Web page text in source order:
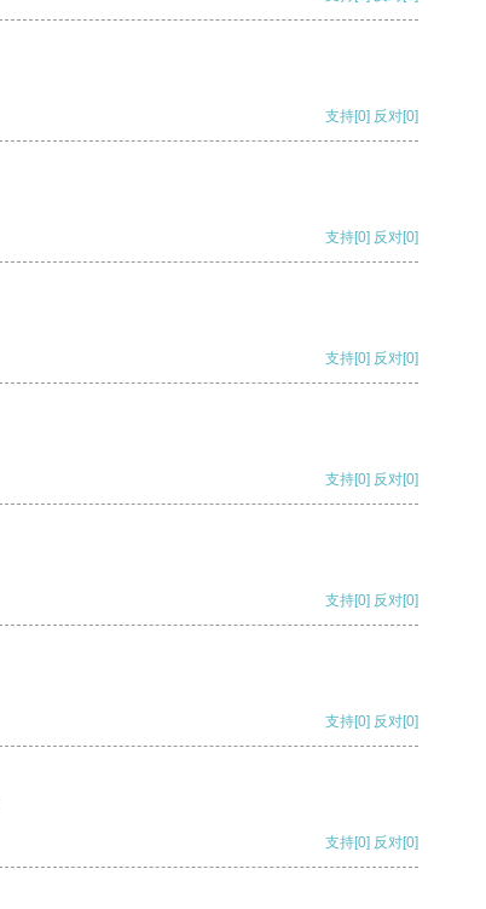
支持[0] 反对[0]
支持[0] 反对[0]
支持[0] 反对[0]
支持[0] 反对[0]
支持[0] 反对[0]
支持[0] 反对[0]
支持[0] 反对[0]